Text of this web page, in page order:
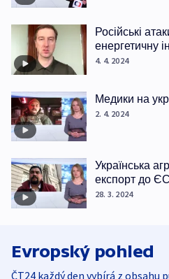
Російські
енергетичну
4. 4. 2024
Медики на
2. 4. 2024
Українська
експорт до ЄС
28. 3. 2024
Evropský pohled
ČT24 každý den vybírá z obsahu